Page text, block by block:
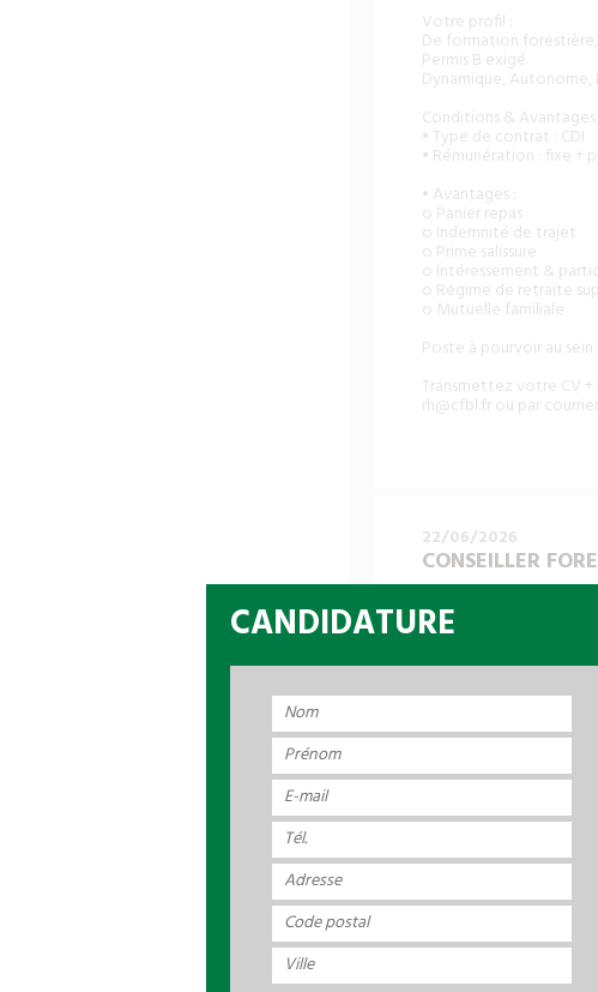
Votre profil :
De formation
Permis B exigé.
Dynamique, Autonome,
Conditions & Avantages :
• Type de contrat : CDI
• Rémunération : fixe +
• Avantages :
o Panier repas
o Indemnité de trajet
o Prime salissure
o Intéressement &
o Régime de retraite
o Mutuelle familiale
Poste à pourvoir au
Transmettez votre CV
rh@cfbl.frou par courrier
22/06/2026
CONSEILLER
Regroupant depuis
forestière. Ses 250
forestières et aux défis
CFBL recrute un(e)
Missions : Développer
Au sein de l’agence et
- Maintenir des liens
- Mettre en œuvre,
- Optimiser et encadrer
- Suivre la logistique
- Suivre la partie
- Contribuer à la
CANDIDATURE